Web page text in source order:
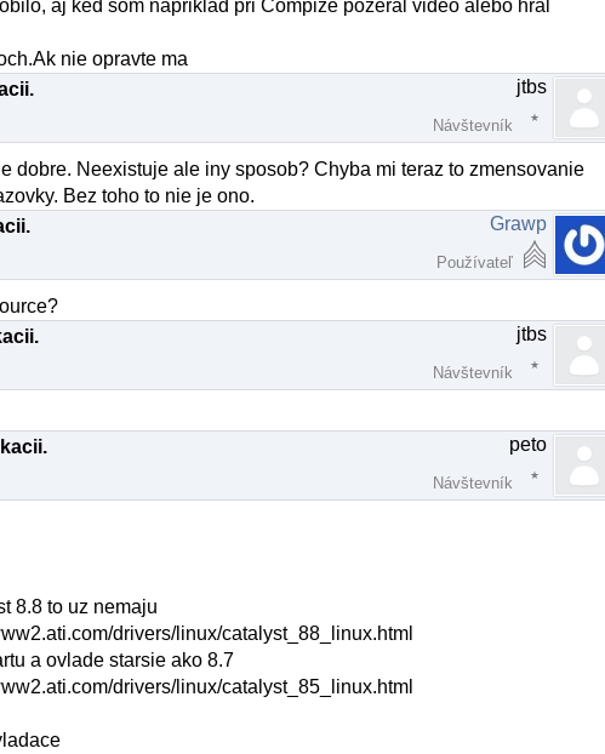
aj ked som napriklad pri Compize pozeral video alebo hral
nie opravte ma
jtbs
Návštevník
dobre. Neexistuje ale iny sposob? Chyba mi teraz to zmensovanie
Bez toho to nie je ono.
Grawp
Používateľ
jtbs
Návštevník
peto
Návštevník
8.8 to uz nemaju
drivers/linux/catalyst_88_linux.html
a ovlade starsie ako 8.7
drivers/linux/catalyst_85_linux.html